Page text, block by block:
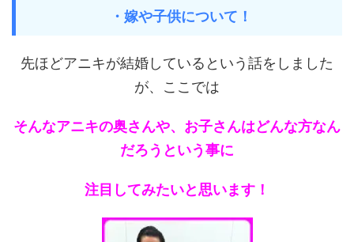
・嫁や子供について！
先ほどアニキが結婚しているという話をしました
が、ここでは
そんなアニキの奥さんや、お子さんはどんな方なん
だろうという事に
注目してみたいと思います！